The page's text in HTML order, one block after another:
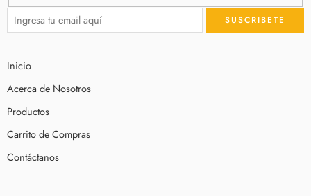
Inicio
Acerca de Nosotros
Productos
Carrito de Compras
Contáctanos